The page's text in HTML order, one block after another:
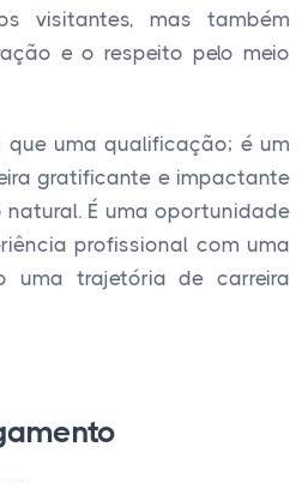
visitantes, mas também
e o respeito pelo meio
que uma qualificação; é um
gratificante e impactante
É uma oportunidade
profissional com uma
uma trajetória de carreira